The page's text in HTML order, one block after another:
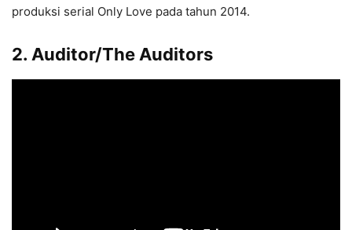
produksi serial Only Love pada tahun 2014.
2. Auditor/The Auditors